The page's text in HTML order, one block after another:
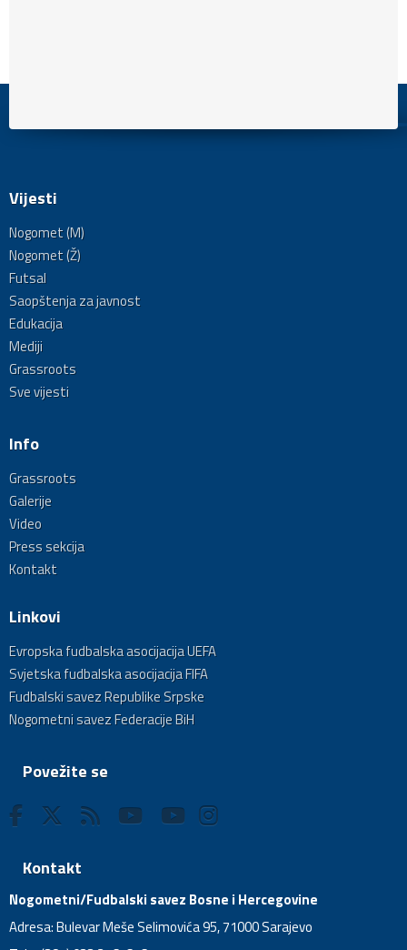
Vijesti
Nogomet (M)
Nogomet (Ž)
Futsal
Saopštenja za javnost
Edukacija
Mediji
Grassroots
Sve vijesti
Info
Grassroots
Galerije
Video
Press sekcija
Kontakt
Linkovi
Evropska fudbalska asocijacija UEFA
Svjetska fudbalska asocijacija FIFA
Fudbalski savez Republike Srpske
Nogometni savez Federacije BiH
Povežite se
Kontakt
Nogometni/Fudbalski savez Bosne i Hercegovine
Adresa: Bulevar Meše Selimovića 95, 71000 Sarajevo